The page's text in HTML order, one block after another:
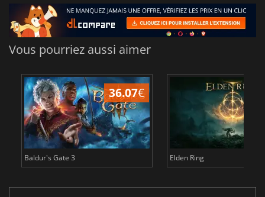
Vous pourriez aussi aimer
36.07€
Baldur's Gate 3 Elden Ring